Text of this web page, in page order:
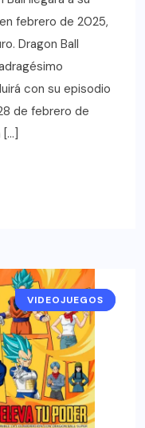
febrero de 2025,
Dragon Ball
con su episodio
de febrero de
NOTICIAS
VIDEOJUEGOS